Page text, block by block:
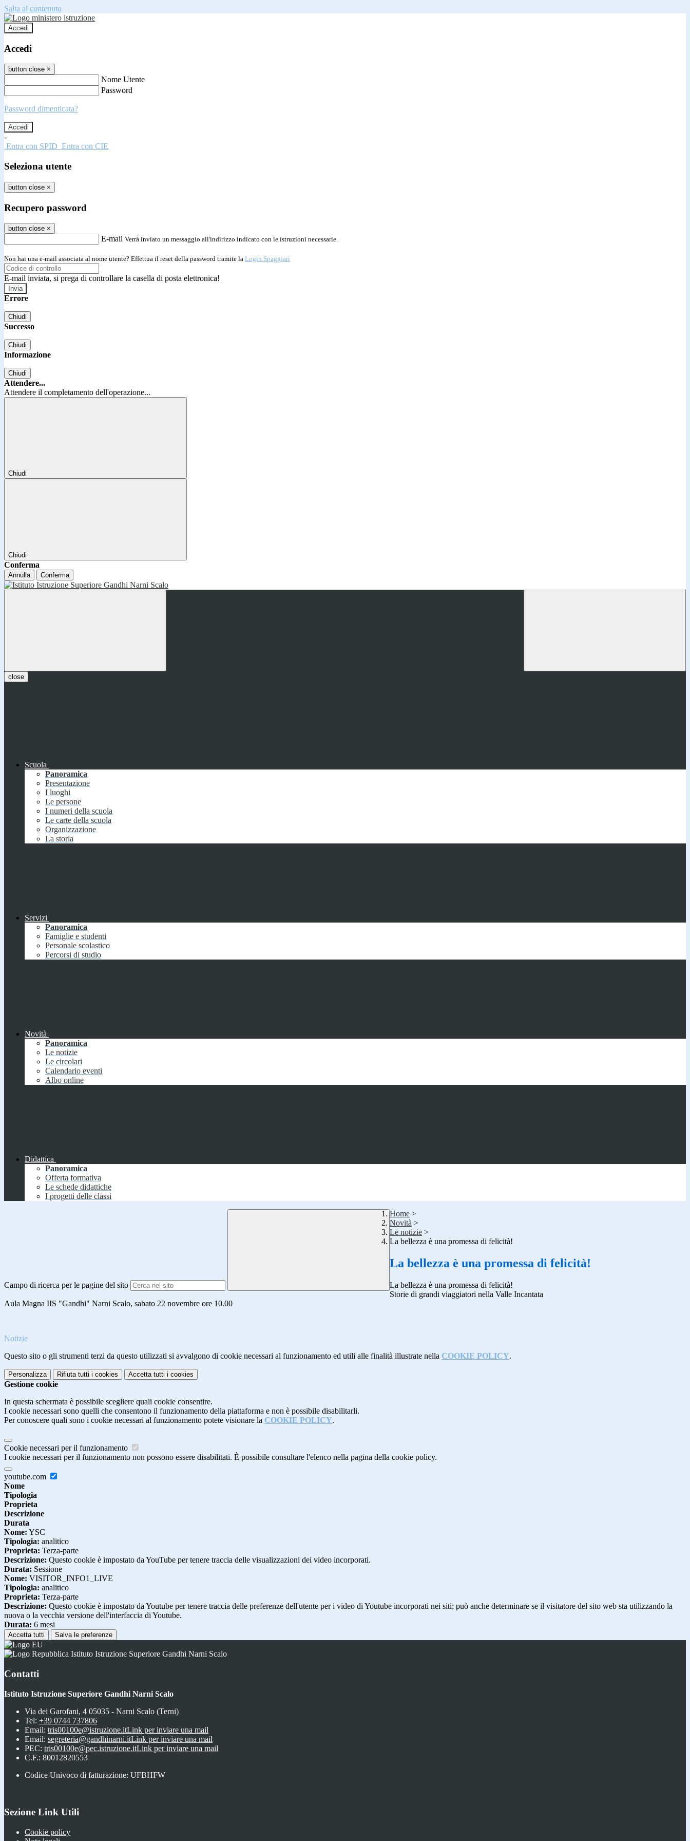
Salta al contenuto
Accedi
Accedi
button close ×
Nome Utente
Password
Password dimenticata?
-
Entra con SPID Entra con CIE
Seleziona utente
button close ×
Recupero password
button close ×
E-mail Verrà inviato un messaggio all'indirizzo indicato con le istruzioni necessarie.
Non hai una e-mail associata al nome utente? Effettua il reset della password tramite la Login Spaggiari
E-mail inviata, si prega di controllare la casella di posta elettronica!
Errore
Chiudi
Successo
Chiudi
Informazione
Chiudi
Attendere...
Attendere il completamento dell'operazione...
Chiudi
Chiudi
Conferma
Annulla Conferma
close
Scuola
Panoramica
Presentazione
I luoghi
Le persone
I numeri della scuola
Le carte della scuola
Organizzazione
La storia
Servizi
Panoramica
Famiglie e studenti
Personale scolastico
Percorsi di studio
Novità
Panoramica
Le notizie
Le circolari
Calendario eventi
Albo online
Didattica
Panoramica
Offerta formativa
Le schede didattiche
I progetti delle classi
Campo di ricerca per le pagine del sito
Home >
Novità >
Le notizie >
La bellezza è una promessa di felicità!
La bellezza è una promessa di felicità!
La bellezza è una promessa di felicità!
Storie di grandi viaggiatori nella Valle Incantata
Aula Magna IIS "Gandhi" Narni Scalo, sabato 22 novembre ore 10.00
Notizie
Questo sito o gli strumenti terzi da questo utilizzati si avvalgono di cookie necessari al funzionamento ed utili alle finalità illustrate nella COOKIE POLICY.
Personalizza Rifiuta tutti i cookies Accetta tutti i cookies
Gestione cookie
In questa schermata è possibile scegliere quali cookie consentire.
I cookie necessari sono quelli che consentono il funzionamento della piattaforma e non è possibile disabilitarli.
Per conoscere quali sono i cookie necessari al funzionamento potete visionare la COOKIE POLICY.
Cookie necessari per il funzionamento
I cookie necessari per il funzionamento non possono essere disabilitati. È possibile consultare l'elenco nella pagina della cookie policy.
youtube.com
Nome
Tipologia
Proprieta
Descrizione
Durata
Nome: YSC
Tipologia: analitico
Proprieta: Terza-parte
Descrizione: Questo cookie è impostato da YouTube per tenere traccia delle visualizzazioni dei video incorporati.
Durata: Sessione
Nome: VISITOR_INFO1_LIVE
Tipologia: analitico
Proprieta: Terza-parte
Descrizione: Questo cookie è impostato da Youtube per tenere traccia delle preferenze dell'utente per i video di Youtube incorporati nei siti; può anche determinare se il visitatore del sito web sta utilizzando la
nuova o la vecchia versione dell'interfaccia di Youtube.
Durata: 6 mesi
Accetta tutti Salva le preferenze
Istituto Istruzione Superiore Gandhi Narni Scalo
Contatti
Istituto Istruzione Superiore Gandhi Narni Scalo
Via dei Garofani, 4 05035 - Narni Scalo (Terni)
Tel: +39 0744 737806
Email: tris00100e@istruzione.itLink per inviare una mail
Email: segreteria@gandhinarni.itLink per inviare una mail
PEC: tris00100e@pec.istruzione.itLink per inviare una mail
C.F.: 80012820553
Codice Univoco di fatturazione: UFBHFW
Sezione Link Utili
Cookie policy